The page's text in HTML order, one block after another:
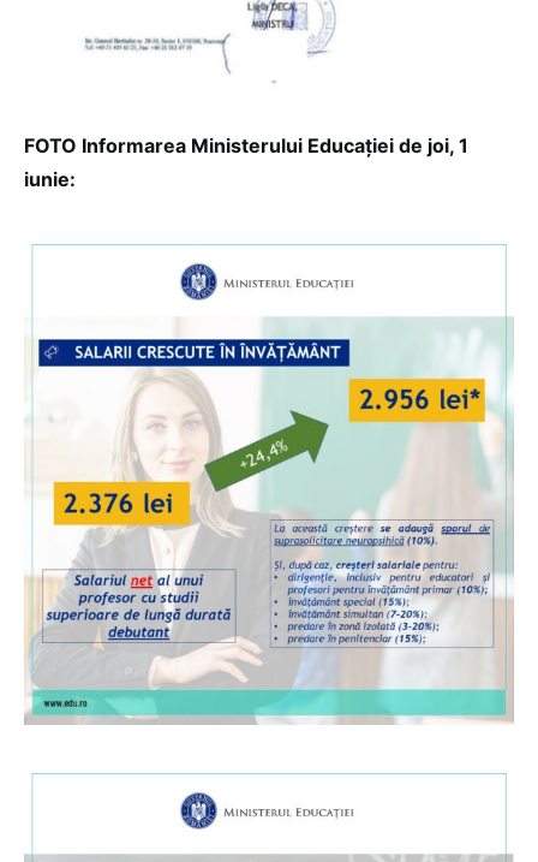
FOTO Informarea Ministerului Educației de joi, 1
iunie: